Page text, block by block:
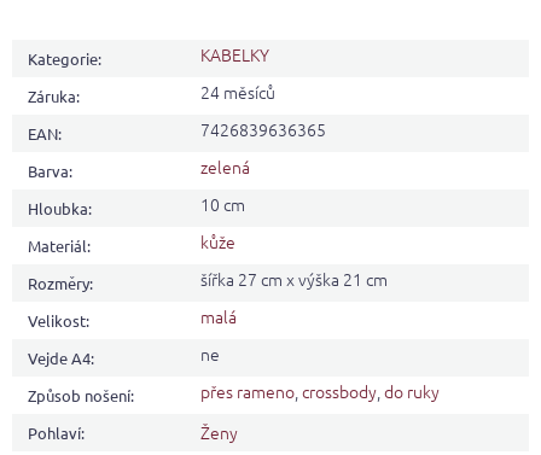
Kategorie: KABELKY
Záruka: 24 měsíců
EAN: 7426839636365
Barva: zelená
Hloubka: 10 cm
Materiál: kůže
Rozměry: šířka 27 cm x výška 21 cm
Velikost: malá
Vejde A4: ne
Způsob nošení: přes rameno crossbody do ruky
Pohlaví: Ženy